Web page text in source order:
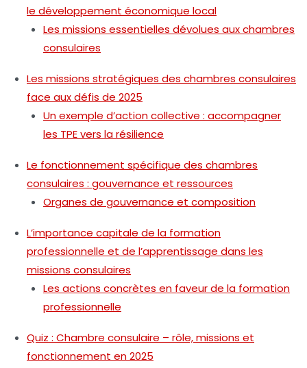
le développement économique local
Les missions essentielles dévolues aux chambres
consulaires
Les missions stratégiques des chambres consulaires
face aux défis de 2025
Un exemple d’action collective : accompagner
les TPE vers la résilience
Le fonctionnement spécifique des chambres
consulaires : gouvernance et ressources
Organes de gouvernance et composition
L’importance capitale de la formation
professionnelle et de l’apprentissage dans les
missions consulaires
Les actions concrètes en faveur de la formation
professionnelle
Quiz : Chambre consulaire – rôle, missions et
fonctionnement en 2025